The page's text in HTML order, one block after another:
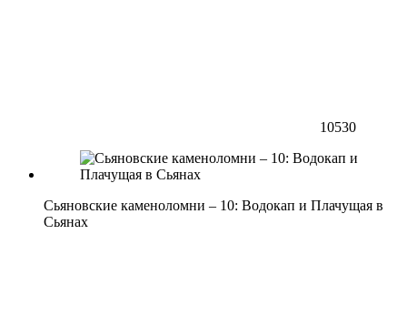
10530
Сьяновские каменоломни – 10: Водокап и Плачущая в
Сьянах